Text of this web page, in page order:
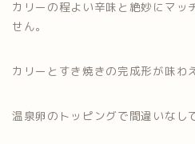
カリーの程よい辛味と絶妙にマッ
せん。
カリーとすき焼きの完成形が味わ
温泉卵のトッピングで間違いなし